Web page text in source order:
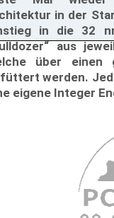
in der
in die 32
aus
über einen
werden.
eigene Integer